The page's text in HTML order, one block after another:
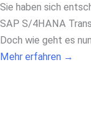
Sie haben sich
SAP S/4HANA
Doch wie geht es
Mehr erfahren →